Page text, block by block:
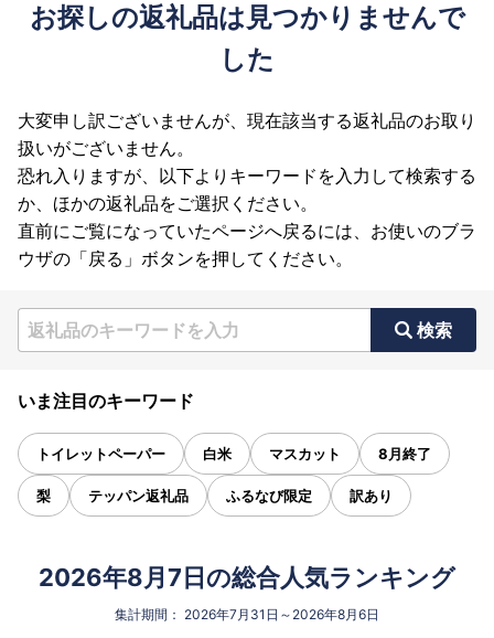
お探しの返礼品は見つかりませんで
した
大変申し訳ございませんが、現在該当する返礼品のお取り
扱いがございません。
恐れ入りますが、以下よりキーワードを入力して検索する
か、ほかの返礼品をご選択ください。
直前にご覧になっていたページへ戻るには、お使いのブラ
ウザの「戻る」ボタンを押してください。
検索
いま注目のキーワード
トイレットペーパー 白米 マスカット 8月終了
梨 テッパン返礼品 ふるなび限定 訳あり
2026年8月7日の総合人気ランキング
集計期間： 2026年7月31日～2026年8月6日